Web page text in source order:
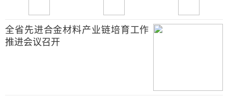
全省先进合金材料产业链培育工作
推进会议召开